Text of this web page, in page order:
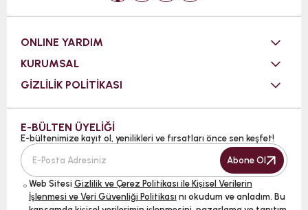
ONLINE YARDIM
KURUMSAL
GİZLİLİK POLİTİKASI
E-BÜLTEN ÜYELİĞİ
E-bültenimize kayıt ol, yenilikleri ve fırsatları önce sen keşfet!
Abone Ol
Web Sitesi Gizlilik ve Çerez Politikası ile Kişisel Verilerin
İşlenmesi ve Veri Güvenliği Politikası nı okudum ve anladım. Bu